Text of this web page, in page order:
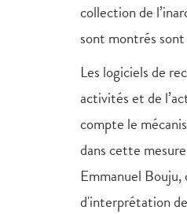
collection de
sont montrés
Les logiciels de
activités et de
compte le
dans cette
Emmanuel
d'interprétation